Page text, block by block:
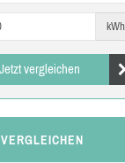
kWh
Jetzt vergleichen